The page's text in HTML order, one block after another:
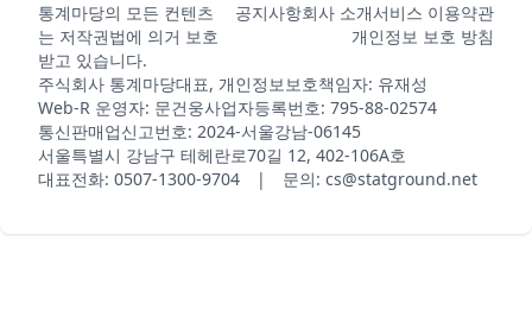
통계마당의 모든 컨텐츠
는 저작권법에 의거 보호
받고 있습니다.
공지사항회사 소개서비스 이용약관
개인정보 보호 방침
주식회사 통계마당대표, 개인정보보호책임자: 유재성
Web-R 운영자: 문건웅사업자등록번호: 795-88-02574
통신판매업신고번호: 2024-서울강남-06145
서울특별시 강남구 테헤란로70길 12, 402-106A호
대표전화: 0507-1300-9704 | 문의: cs@statground.net